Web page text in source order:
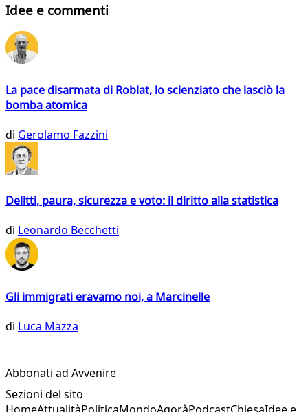
Idee e commenti
La pace disarmata di Roblat, lo scienziato che lasciò la
bomba atomica
di Gerolamo Fazzini
Delitti, paura, sicurezza e voto: il diritto alla statistica
di Leonardo Becchetti
Gli immigrati eravamo noi, a Marcinelle
di Luca Mazza
Abbonati ad Avvenire
Sezioni del sito